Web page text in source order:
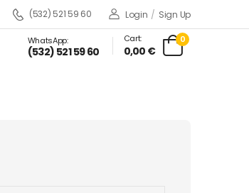
(532) 521 59 60 Login / Sign Up
WhatsApp:
(532) 521 59 60
Cart:
0,00 €
0